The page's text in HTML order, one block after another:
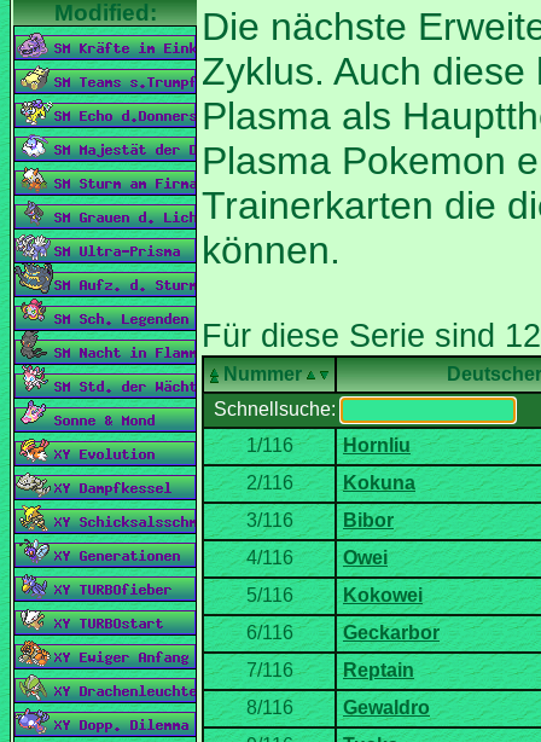
Die nächste
Zyklus. Auch
Plasma als
Plasma Pokemon
Trainerkarten die
Nummer
Schnellsuche: